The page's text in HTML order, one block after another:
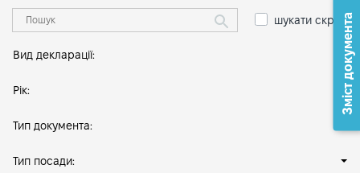
шукати скрізь
Вид декларації:
Рік:
Тип документа:
Тип посади:
Зміст документа